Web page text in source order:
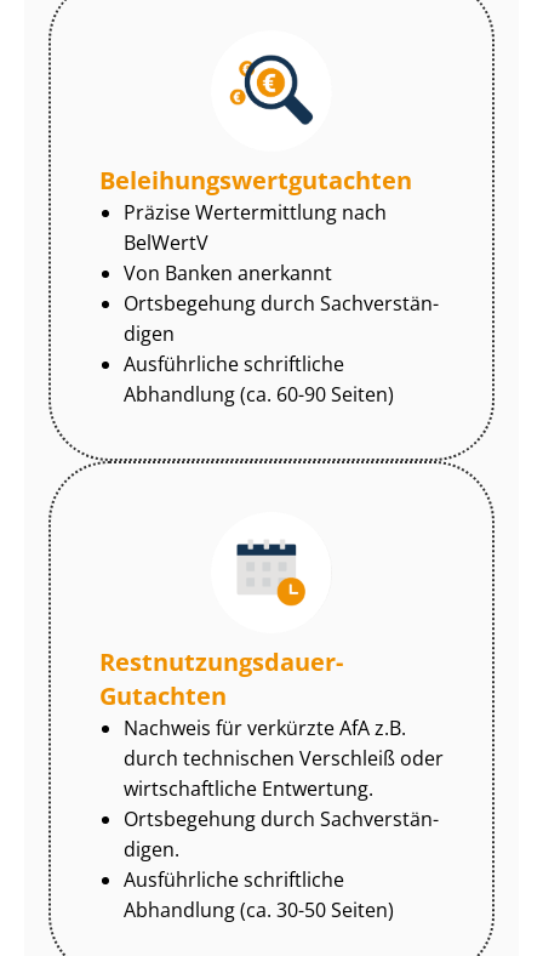
Be­lei­hungs­wert­gut­ach­ten
Präzise Wertermittlung nach
BelWertV
Von Banken anerkannt
Ortsbegehung durch Sach­ver­stän­
di­gen
Ausführliche schriftliche
Abhandlung (ca. 60-90 Seiten)
Rest­nut­zungs­dau­er-
Gutachten
Nachweis für verkürzte AfA z.B.
durch technischen Verschleiß oder
wirtschaftliche Entwertung.
Ortsbegehung durch Sach­ver­stän­
di­gen.
Ausführliche schriftliche
Abhandlung (ca. 30-50 Seiten)